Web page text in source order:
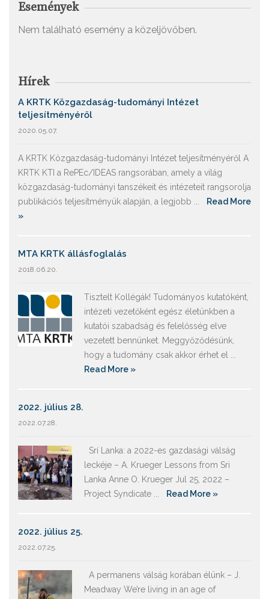
Események
Nem található esemény a közeljövőben.
Hírek
A KRTK Közgazdaság-tudományi Intézet
teljesítményéről
2020.05.07.
A KRTK Közgazdaság-tudományi Intézet teljesítményéről A
KRTK KTI a RePEc/IDEAS rangsorában, amely a világ
közgazdaság-tudományi tanszékeit és intézeteit rangsorolja
publikációs teljesítményük alapján, a legjobb ...
Read More
»
MTA KRTK állásfoglalás
2018.06.20.
Tisztelt Kollégák! Tudományos kutatóként,
intézeti vezetőként egész életünkben a
kutatói szabadság és felelősség elve
vezetett bennünket. Meggyőződésünk,
hogy a tudomány csak akkor érhet el ...
Read More »
2022. július 28.
2022.07.28.
Srí Lanka: a 2022-es gazdasági válság
leckéje – A. Krueger Lessons from Sri
Lanka Anne O. Krueger Jul 25, 2022 –
Project Syndicate ...
Read More »
2022. július 25.
2022.07.25.
A permanens válság korában élünk – J.
Meadway We’re living in an age of